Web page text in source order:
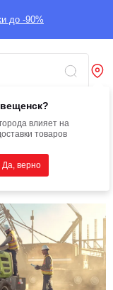
до -90%
влияет на
товаров
Да, верно СБОРА